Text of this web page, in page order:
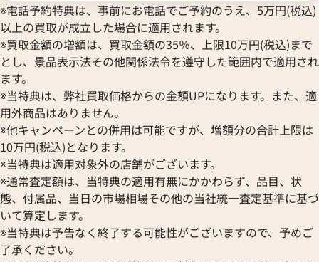
※電話予約特典は、事前にお電話でご予約のうえ、5万円(税込)
以上の買取が成立した場合に適用されます。
※買取金額の増額は、買取金額の35％、上限10万円(税込)まで
とし、景品表示法その他関係法令を遵守した範囲内で適用され
ます。
※当特典は、弊社買取価格からの金額UPになります。また、適
用外商品はありません。
※他キャンペーンとの併用は可能ですが、増額分の合計上限は
10万円(税込)となります。
※当特典は適用対象外の店舗がございます。
※通常査定額は、当特典の適用有無にかかわらず、品目、状
態、付属品、当日の市場相場その他の当社統一査定基準に基づ
いて算定します。
※当特典は予告なく終了する可能性がございますので、予めご
了承ください。